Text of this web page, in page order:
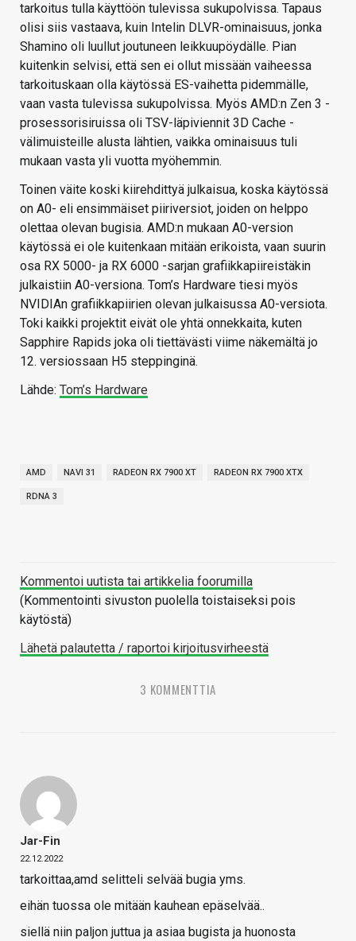
tarkoitus tulla käyttöön tulevissa sukupolvissa. Tapaus
olisi siis vastaava, kuin Intelin DLVR-ominaisuus, jonka
Shamino oli luullut joutuneen leikkuupöydälle. Pian
kuitenkin selvisi, että sen ei ollut missään vaiheessa
tarkoituskaan olla käytössä ES-vaihetta pidemmälle,
vaan vasta tulevissa sukupolvissa. Myös AMD:n Zen 3 -
prosessorisiruissa oli TSV-läpiviennit 3D Cache -
välimuisteille alusta lähtien, vaikka ominaisuus tuli
mukaan vasta yli vuotta myöhemmin.
Toinen väite koski kiirehdittyä julkaisua, koska käytössä
on A0- eli ensimmäiset piiriversiot, joiden on helppo
olettaa olevan bugisia. AMD:n mukaan A0-version
käytössä ei ole kuitenkaan mitään erikoista, vaan suurin
osa RX 5000- ja RX 6000 -sarjan grafiikkapiireistäkin
julkaistiin A0-versiona. Tom’s Hardware tiesi myös
NVIDIAn grafiikkapiirien olevan julkaisussa A0-versiota.
Toki kaikki projektit eivät ole yhtä onnekkaita, kuten
Sapphire Rapids joka oli tiettävästi viime näkemältä jo
12. versiossaan H5 steppinginä.
Lähde: Tom’s Hardware
AMD NAVI 31 RADEON RX 7900 XT RADEON RX 7900 XTX
RDNA 3
Kommentoi uutista tai artikkelia foorumilla
(Kommentointi sivuston puolella toistaiseksi pois
käytöstä)
Lähetä palautetta / raportoi kirjoitusvirheestä
3 KOMMENTTIA
Jar-Fin
22.12.2022
tarkoittaa,amd selitteli selvää bugia yms.
eihän tuossa ole mitään kauhean epäselvää..
siellä niin paljon juttua ja asiaa bugista ja huonosta